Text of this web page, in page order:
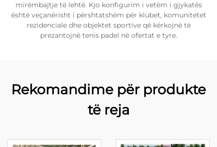
mirëmbajtje të lehtë. Kjo konfigurim i vetëm i gjykatës
është veçanërisht i përshtatshëm për klubet, komunitetet
rezidenciale dhe objektet sportive që kërkojnë të
prezantojnë tenis padel në ofertat e tyre.
Rekomandime për produkte
të reja